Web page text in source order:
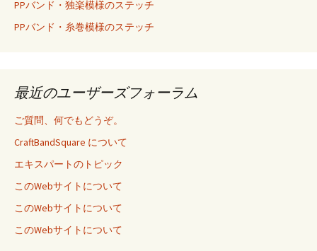
PPバンド・独楽模様のステッチ
PPバンド・糸巻模様のステッチ
最近のユーザーズフォーラム
ご質問、何でもどうぞ。
CraftBandSquare について
エキスパートのトピック
このWebサイトについて
このWebサイトについて
このWebサイトについて